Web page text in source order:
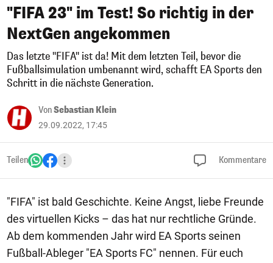
"FIFA 23" im Test! So richtig in der
NextGen angekommen
Das letzte "FIFA" ist da! Mit dem letzten Teil, bevor die
Fußballsimulation umbenannt wird, schafft EA Sports den
Schritt in die nächste Generation.
VonSebastian Klein
29.09.2022, 17:45
Teilen Kommentare
"FIFA" ist bald Geschichte. Keine Angst, liebe Freunde
des virtuellen Kicks – das hat nur rechtliche Gründe.
Ab dem kommenden Jahr wird EA Sports seinen
Fußball-Ableger "EA Sports FC" nennen. Für euch